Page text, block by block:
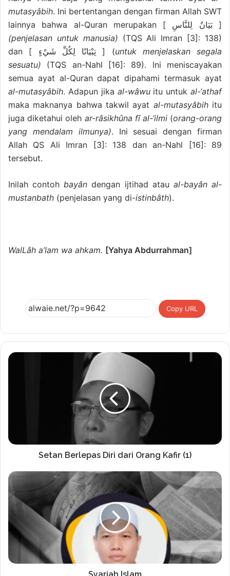
mutasyâbih. Ini bertentangan dengan firman Allah SWT
lainnya bahwa al-Quran merupakan [ بَيَانٌ لِلنَّاسِ ]
(penjelasan untuk manusia) (TQS Ali Imran [3]: 138)
dan [ تِبْيَانًا لِكُلِّ شَيْءٍ ] (untuk menjelaskan segala
sesuatu) (TQS an-Nahl [16]: 89). Ini meniscayakan
semua ayat al-Quran dapat dipahami termasuk ayat
al-mutasyâbih. Adapun jika al-wâwuitu untuk al-‘athaf
maka maknanya bahwa takwil ayat al-mutasyâbihitu
juga diketahui oleh ar-râsikhûna fî al-‘ilmi(orang-orang
yang mendalam ilmunya). Ini sesuai dengan firman
Allah QS Ali Imran [3]: 138 dan an-Nahl [16]: 89
tersebut.
Inilah contohbayân dengan ijtihad atau al-bayân al-
mustanbath (penjelasan yang di-istinbâth).
WalLâh a’lam wa ahkam. [Yahya Abdurrahman]
Copy URL
Setan Berlepas Diri dari Orang Kafir (1)